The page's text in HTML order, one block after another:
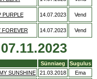
PURPLE 14.07.2023 Vend
FOREVER 14.07.2023 Vend
Sünniaeg
Sugulus
SUNSHINE 21.03.2018
Ema